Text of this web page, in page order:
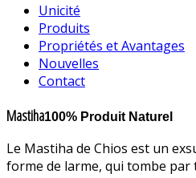
Unicité
Produits
Propriétés et Avantages
Nouvelles
Contact
Mastiha100% Produit Naturel
Le Mastiha de Chios est un
forme de larme, qui tombe